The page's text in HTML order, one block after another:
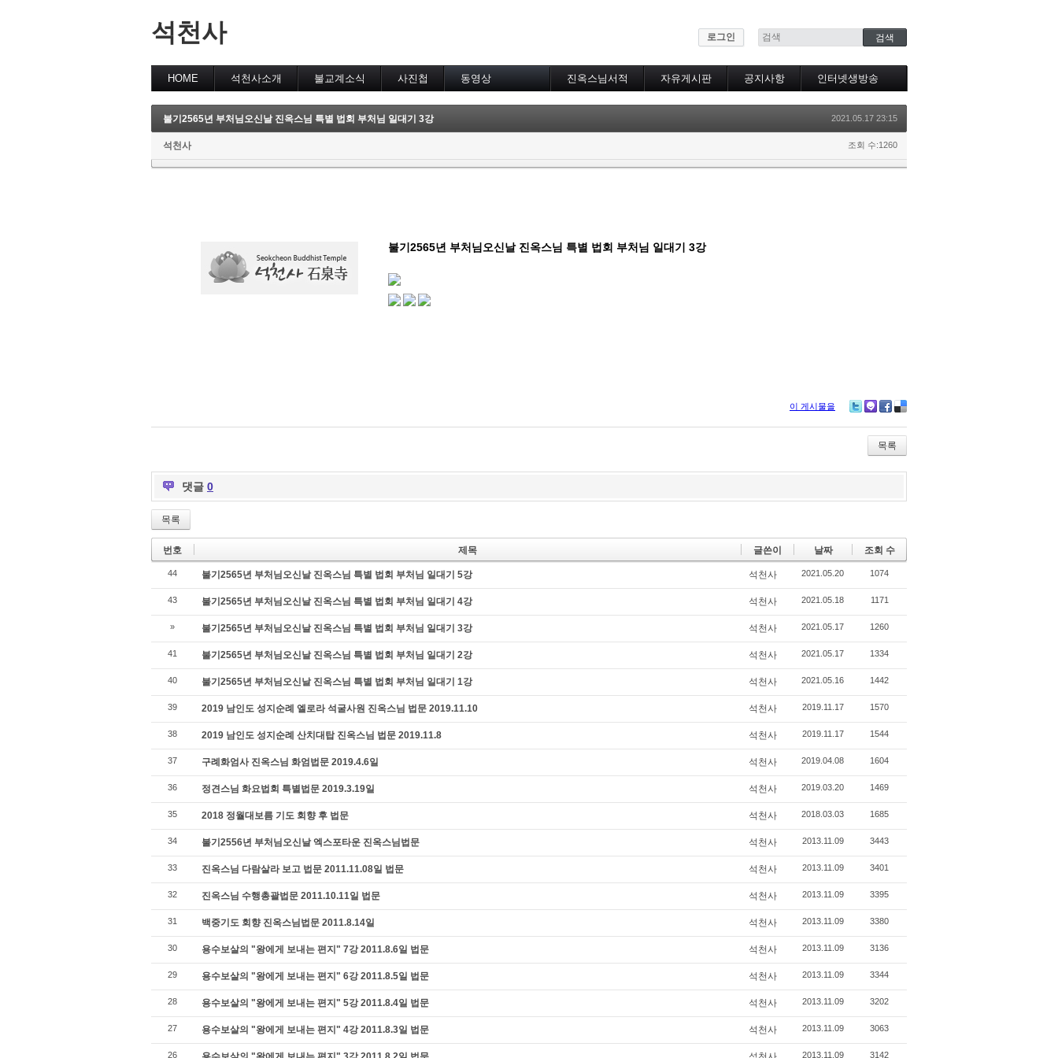
석천사 로그인
HOME 석천사소개 불교계소식 사진첩 동영상
특별법회
람림
법성게
보살37수행법
진옥스님서적 자유게시판 공지사항 인터넷생방송
불기2565년 부처님오신날 진옥스님 특별 법회 부처님 일대기 3강
2021.05.17 23:15
석천사 조회 수:1260
불기2565년 부처님오신날 진옥스님 특별 법회 부처님 일대기 3강
이 게시물을
y
bo
ok
ou
s
목록
댓글 0
목록
번호 제목 글쓴이 날짜 조회 수
44 불기2565년 부처님오신날 진옥스님 특별 법회 부처님 일대기 5강 석천사 2021.05.20 1074
43 불기2565년 부처님오신날 진옥스님 특별 법회 부처님 일대기 4강 석천사 2021.05.18 1171
» 불기2565년 부처님오신날 진옥스님 특별 법회 부처님 일대기 3강 석천사 2021.05.17 1260
41 불기2565년 부처님오신날 진옥스님 특별 법회 부처님 일대기 2강 석천사 2021.05.17 1334
40 불기2565년 부처님오신날 진옥스님 특별 법회 부처님 일대기 1강 석천사 2021.05.16 1442
39 2019 남인도 성지순례 엘로라 석굴사원 진옥스님 법문 2019.11.10 석천사 2019.11.17 1570
38 2019 남인도 성지순례 산치대탑 진옥스님 법문 2019.11.8 석천사 2019.11.17 1544
37 구례화엄사 진옥스님 화엄법문 2019.4.6일 석천사 2019.04.08 1604
36 정견스님 화요법회 특별법문 2019.3.19일 석천사 2019.03.20 1469
35 2018 정월대보름 기도 회향 후 법문 석천사 2018.03.03 1685
34 불기2556년 부처님오신날 엑스포타운 진옥스님법문 석천사 2013.11.09 3443
33 진옥스님 다람살라 보고 법문 2011.11.08일 법문 석천사 2013.11.09 3401
32 진옥스님 수행총괄법문 2011.10.11일 법문 석천사 2013.11.09 3395
31 백중기도 회향 진옥스님법문 2011.8.14일 석천사 2013.11.09 3380
30 용수보살의 "왕에게 보내는 편지" 7강 2011.8.6일 법문 석천사 2013.11.09 3136
29 용수보살의 "왕에게 보내는 편지" 6강 2011.8.5일 법문 석천사 2013.11.09 3344
28 용수보살의 "왕에게 보내는 편지" 5강 2011.8.4일 법문 석천사 2013.11.09 3202
27 용수보살의 "왕에게 보내는 편지" 4강 2011.8.3일 법문 석천사 2013.11.09 3063
26 2013.11.09 3142